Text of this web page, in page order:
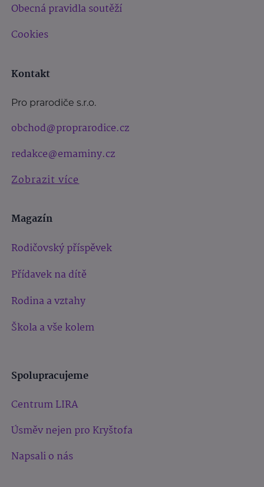
Obecná pravidla soutěží
Cookies
Kontakt
Pro prarodiče s.r.o.
obchod@proprarodice.cz
redakce@emaminy.cz
Zobrazit více
Magazín
Rodičovský příspěvek
Přídavek na dítě
Rodina a vztahy
Škola a vše kolem
Spolupracujeme
Centrum LIRA
Úsměv nejen pro Kryštofa
Napsali o nás